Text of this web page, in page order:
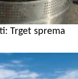
Trget sprema